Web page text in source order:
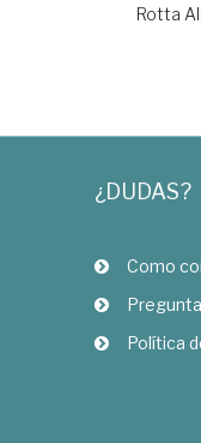
Rotta
¿DUDAS?
Como
Política